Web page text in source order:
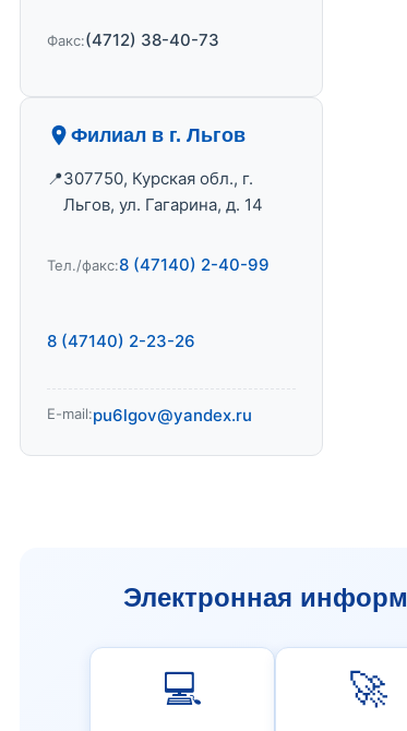
Факс:(4712) 38-40-73
Филиал в г. Льгов
307750, Курская обл., г.
Льгов, ул. Гагарина, д. 14
Тел./факс:8 (47140) 2-40-99
8 (47140) 2-23-26
E-mail:pu6lgov@yandex.ru
Электронная
💻 🚀